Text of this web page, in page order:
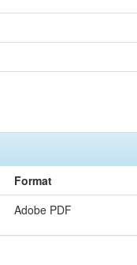
Format
Adobe PDF